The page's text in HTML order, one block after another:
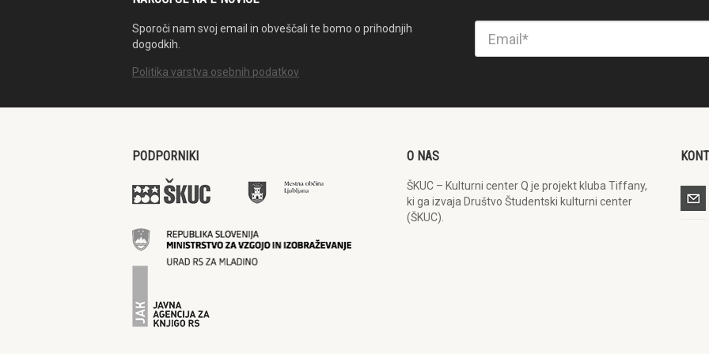
Sporoči nam svoj email in obveščali te bomo o prihodnjih
dogodkih.
Politika varstva osebnih podatkov
PODPORNIKI O NAS
ŠKUC – Kulturni center Q je projekt kluba Tiffany,
ki ga izvaja Društvo Študentski kulturni center
(ŠKUC).